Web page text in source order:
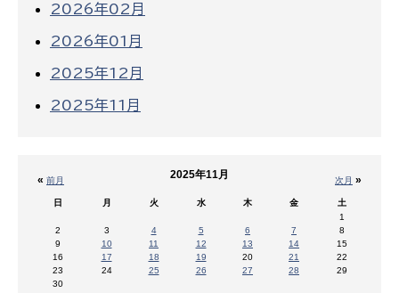
2026年02月
2026年01月
2025年12月
2025年11月
« 前月 次月 »
2025年11月
日 月 火 水 木 金
土
1
2
3 4 5 6 7
8
9
10 11 12 13 14
15
16
17 18 19 20 21
22
23
24 25 26 27 28
29
30